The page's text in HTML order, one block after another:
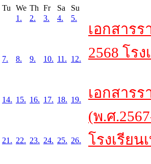
Tu We Th Fr Sa
Su
1.
2. 3. 4. 5.
7. 8. 9. 10. 11. 12.
14. 15. 16. 17. 18. 19.
21. 22. 23. 24. 25. 26.
เอกสาร
2568 โร
เอกสาร
(พ.ศ
โรงเรีย